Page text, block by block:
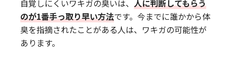
自覚しにくいワキガの臭いは、 人に判断してもらう
のが1番手っ取り早い方法です。今までに誰かから体
臭を指摘されたことがある人は、ワキガの可能性が
あります。